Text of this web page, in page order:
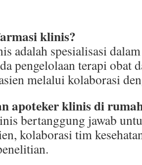
klinis?
adalah spesialisasi
pengelolaan terapi obat
melalui kolaborasi
apoteker klinis di
bertanggung jawab
kolaborasi tim